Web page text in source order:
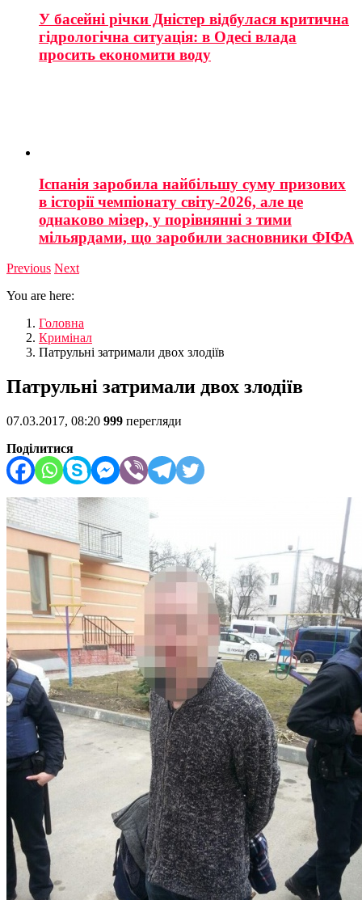
У басейні річки Дністер відбулася критична
гідрологічна ситуація: в Одесі влада
просить економити воду
Іспанія заробила найбільшу суму призових
в історії чемпіонату світу-2026, але це
однаково мізер, у порівнянні з тими
мільярдами, що заробили засновники ФІФА
Previous Next
You are here:
Головна
Кримінал
Патрульні затримали двох злодіїв
Патрульні затримали двох злодіїв
07.03.2017, 08:20 999 перегляди
Поділитися